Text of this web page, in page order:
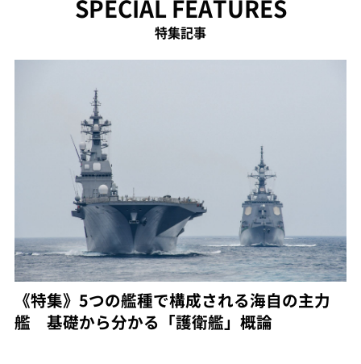
SPECIAL FEATURES
特集記事
《特集》5つの艦種で構成される海自の主力
艦 基礎から分かる「護衛艦」概論